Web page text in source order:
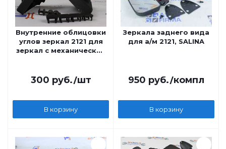
Внутренние облицовки
углов зеркал 2121 для
зеркал с механической
300 руб./шт
В корзину
Зеркала заднего вида
для а/м 2121, SALINA
950 руб./компл
В корзину